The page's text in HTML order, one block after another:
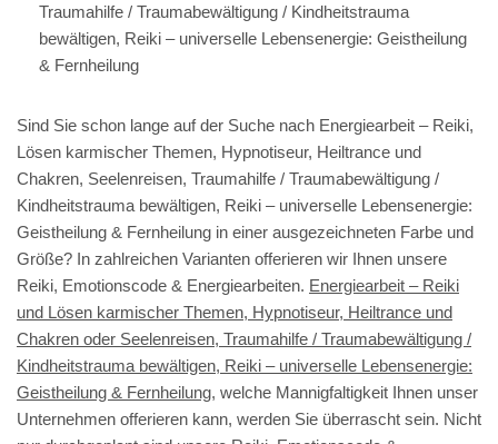
Traumahilfe / Traumabewältigung / Kindheitstrauma
bewältigen, Reiki – universelle Lebensenergie: Geistheilung
& Fernheilung
Sind Sie schon lange auf der Suche nach Energiearbeit – Reiki,
Lösen karmischer Themen, Hypnotiseur, Heiltrance und
Chakren, Seelenreisen, Traumahilfe / Traumabewältigung /
Kindheitstrauma bewältigen, Reiki – universelle Lebensenergie:
Geistheilung & Fernheilung in einer ausgezeichneten Farbe und
Größe? In zahlreichen Varianten offerieren wir Ihnen unsere
Reiki, Emotionscode & Energiearbeiten. Energiearbeit – Reiki
und Lösen karmischer Themen, Hypnotiseur, Heiltrance und
Chakren oder Seelenreisen, Traumahilfe / Traumabewältigung /
Kindheitstrauma bewältigen, Reiki – universelle Lebensenergie:
Geistheilung & Fernheilung, welche Mannigfaltigkeit Ihnen unser
Unternehmen offerieren kann, werden Sie überrascht sein. Nicht